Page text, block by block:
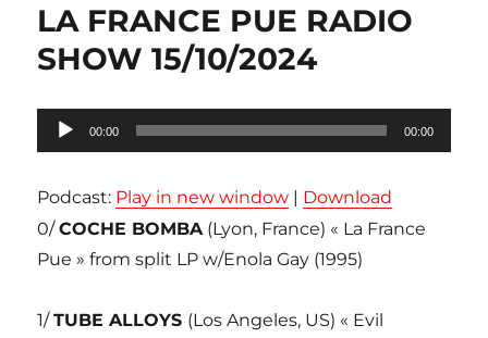
LA FRANCE PUE RADIO
SHOW 15/10/2024
Lecteur
audio
00:00 00:00
Podcast: Play in new window | Download
0/COCHE BOMBA (Lyon, France) « La France
Pue » from split LP w/Enola Gay (1995)
1/TUBE ALLOYS (Los Angeles, US) « Evil